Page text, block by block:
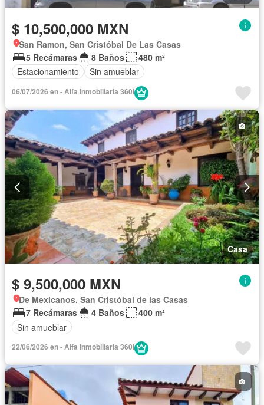
$ 10,500,000 MXN
San Ramon, San Cristóbal De Las Casas
5 Recámaras
8 Baños
480 m²
Estacionamiento
Sin amueblar
06/07/2026 en - Alfa Inmobiliaria 360i
Casa
$ 9,500,000 MXN
De Mexicanos, San Cristóbal de las Casas
7 Recámaras
4 Baños
400 m²
Sin amueblar
22/06/2026 en - Alfa Inmobiliaria 360i